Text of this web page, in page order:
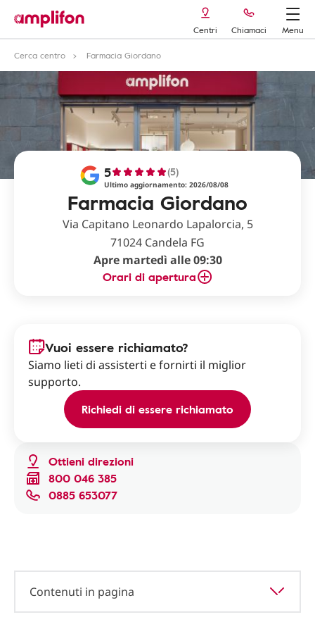
Centri Chiamaci
Menu
Cerca centro
Farmacia Giordano
Farmacia Giordano
5 (5)
Ultimo aggiornamento: 2026/08/08
Via Capitano Leonardo Lapalorcia, 5
71024 Candela FG
Apre martedì alle 09:30
Orari di apertura
Ottieni direzioni
800 046 385
0885 653077
Vuoi essere richiamato?
Siamo lieti di assisterti e fornirti il miglior
supporto.
Richiedi di essere richiamato
Contenuti in pagina